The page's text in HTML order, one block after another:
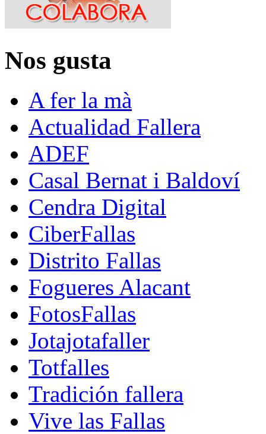
Nos gusta
A fer la mà
Actualidad Fallera
ADEF
Casal Bernat i Baldoví
Cendra Digital
CiberFallas
Distrito Fallas
Fogueres Alacant
FotosFallas
Jotajotafaller
Totfalles
Tradición fallera
Vive las Fallas